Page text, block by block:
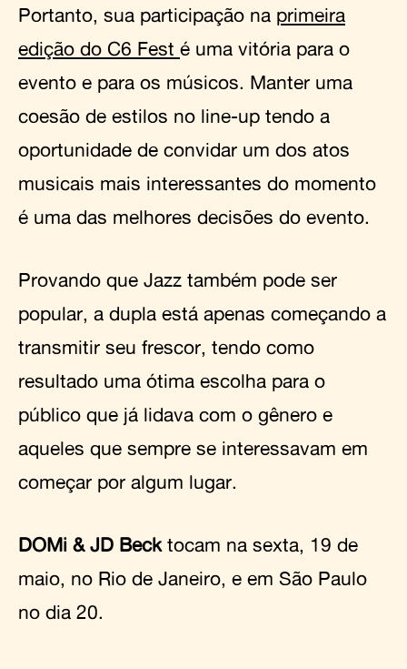
Portanto, sua participação na primeira
edição do C6 Fest é uma vitória para o
evento e para os músicos. Manter uma
coesão de estilos no line-up tendo a
oportunidade de convidar um dos atos
musicais mais interessantes do momento
é uma das melhores decisões do evento.
Provando que Jazz também pode ser
popular, a dupla está apenas começando a
transmitir seu frescor, tendo como
resultado uma ótima escolha para o
público que já lidava com o gênero e
aqueles que sempre se interessavam em
começar por algum lugar.
DOMi & JD Beck tocam na sexta, 19 de
maio, no Rio de Janeiro, e em São Paulo
no dia 20.